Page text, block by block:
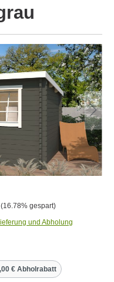
(16.78% gespart)
und Abholung
€ Abholrabatt